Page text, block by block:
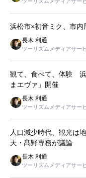
浜松市×初音ミク、市
長木 利通
ツーリズムメディアサー
観て、食べて、体験
まエヴァ」開催
長木 利通
ツーリズムメディアサー
人口減少時代、観光は
天・髙野専務が議論
長木 利通
ツーリズムメディアサー